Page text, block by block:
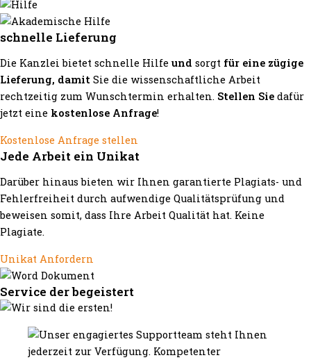
schnelle Lieferung
Die Kanzlei bietet schnelle Hilfe und sorgt für eine zügige
Lieferung, damit Sie die wissenschaftliche Arbeit
rechtzeitig zum Wunschtermin erhalten. Stellen Sie dafür
jetzt eine kostenlose Anfrage!
Kostenlose Anfrage stellen
Jede Arbeit ein Unikat
Darüber hinaus bieten wir Ihnen garantierte Plagiats- und
Fehlerfreiheit durch aufwendige Qualitätsprüfung und
beweisen somit, dass Ihre Arbeit Qualität hat. Keine
Plagiate.
Unikat Anfordern
Service der begeistert